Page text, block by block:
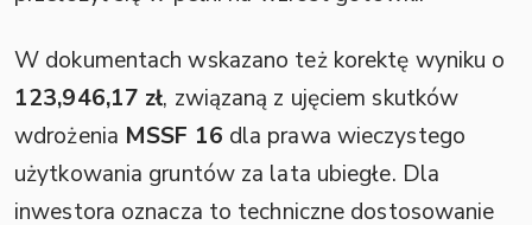
W dokumentach wskazano też korektę wyniku o
123,946,17 zł, związaną z ujęciem skutków
wdrożenia MSSF 16 dla prawa wieczystego
użytkowania gruntów za lata ubiegłe. Dla
inwestora oznacza to techniczne dostosowanie